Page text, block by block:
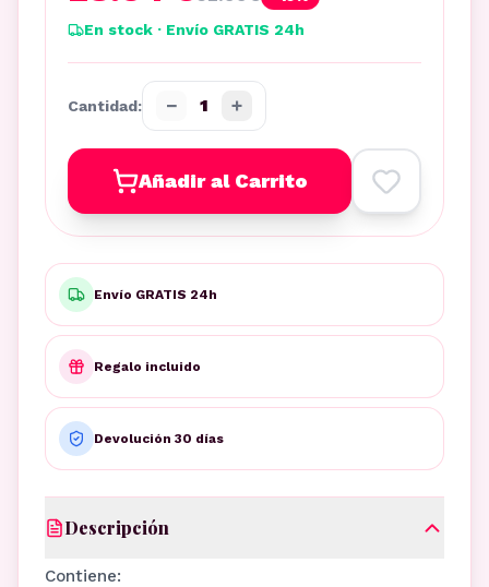
En stock · Envío GRATIS 24h
Cantidad: − 1 +
Añadir al Carrito
Envío GRATIS 24h
Regalo incluido
Devolución 30 días
Descripción
Contiene: